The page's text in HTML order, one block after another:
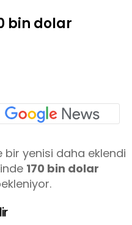
bin dolar
yenisi daha eklendi
170 bin dolar